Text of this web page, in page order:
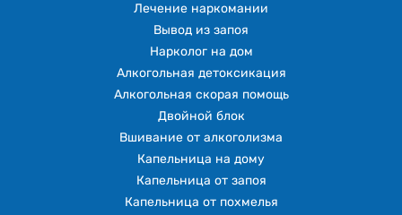
Лечение наркомании
Вывод из запоя
Нарколог на дом
Алкогольная детоксикация
Алкогольная скорая помощь
Двойной блок
Вшивание от алкоголизма
Капельница на дому
Капельница от запоя
Капельница от похмелья